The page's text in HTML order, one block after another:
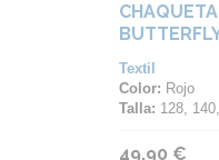
Textil
Color: Rojo
Talla: 128, 140,
49,90 €